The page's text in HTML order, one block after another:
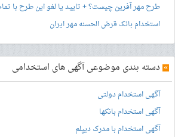
طرح مهر آفرین چیست؟ + تایید یا لغو این طرح با
استخدام بانک قرض الحسنه مهر ایران
» دسته بندی موضوعی آگهی های استخدامی
آگهی استخدام دولتی
آگهی استخدام بانکها
آگهی استخدام با مدرک دیپلم